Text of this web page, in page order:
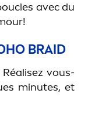
avecdu
!
BRAID
Réalisez vous-
minutes, et